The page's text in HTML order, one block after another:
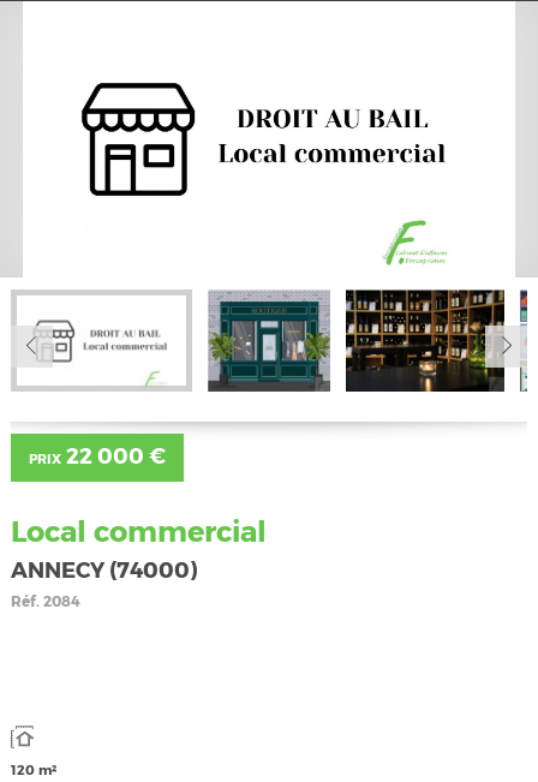
PRIX22 000 €
Local commercial
ANNECY (74000)
Réf.2084
120 m²